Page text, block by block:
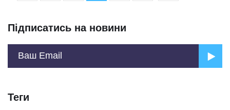
Підписатись на новини
Теги